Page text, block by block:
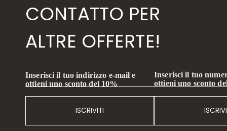
CONTATTO PER
ALTRE OFFERTE!
Inserisci il tuo indirizzo e-mail e
ottieni uno sconto del 10%
ISCRIVITI
Inserisci il tuo
ottieni uno sconto